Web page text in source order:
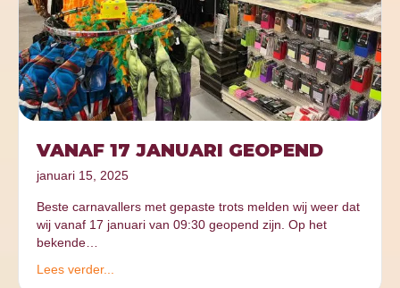
VANAF 17 JANUARI GEOPEND
januari 15, 2025
Beste carnavallers met gepaste trots melden wij weer dat
wij vanaf 17 januari van 09:30 geopend zijn. Op het
bekende…
Lees verder...